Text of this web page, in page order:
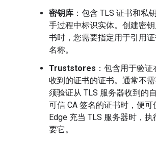
密钥库 ：包含 TLS 证书和私
手过程中标识实体。创建密
书时，您需要指定用于引用
名称。
Truststores ：包含用于验
收到的证书的证书。通常不
须验证从 TLS 服务器收到的
可信 CA 签名的证书时，便可
Edge 充当 TLS 服务器时，
要它。